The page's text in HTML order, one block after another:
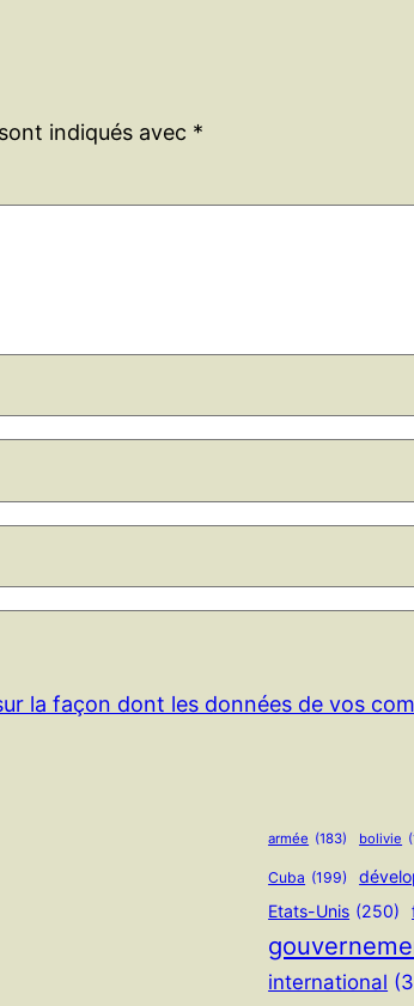
indiqués avec *
la façon dont les données de vos
armée (183) bolivie
Cuba (199)
Etats-Unis (250)
international